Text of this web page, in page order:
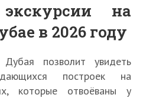
на
в 2026 году
позволит увидеть
построек на
которые отвоёваны у